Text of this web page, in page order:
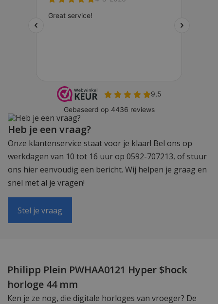
Heb je een vraag?
Onze klantenservice staat voor je klaar! Bel ons op
werkdagen van 10 tot 16 uur op 0592-707213, of stuur
ons hier eenvoudig een bericht. Wij helpen je graag en
snel met al je vragen!
Stel je vraag
Philipp Plein PWHAA0121 Hyper $hock
horloge 44 mm
Ken je ze nog, die digitale horloges van vroeger? De